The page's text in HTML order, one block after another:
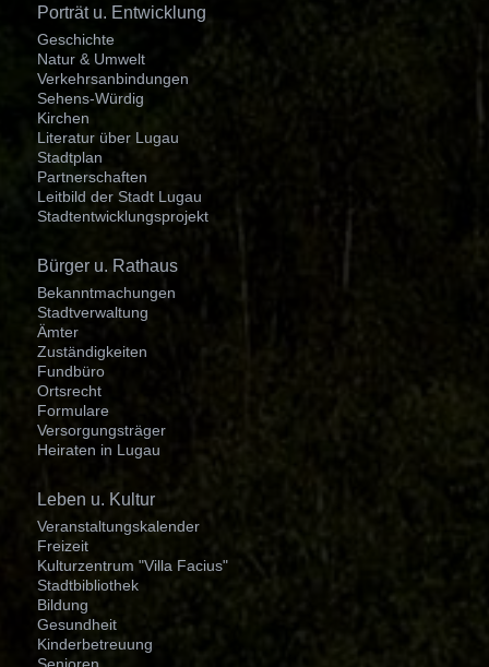
Navigation
überspringen
Porträt u. Entwicklung
Geschichte
Natur & Umwelt
Verkehrsanbindungen
Sehens-Würdig
Kirchen
Literatur über Lugau
Stadtplan
Partnerschaften
Leitbild der Stadt Lugau
Stadtentwicklungsprojekt
Navigation
überspringen
Bürger u. Rathaus
Bekanntmachungen
Stadtverwaltung
Ämter
Zuständigkeiten
Fundbüro
Ortsrecht
Formulare
Versorgungsträger
Heiraten in Lugau
Navigation
überspringen
Leben u. Kultur
Veranstaltungskalender
Freizeit
Kulturzentrum "Villa Facius"
Stadtbibliothek
Bildung
Gesundheit
Kinderbetreuung